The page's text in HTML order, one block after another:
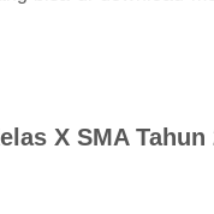
X SMA Tahun